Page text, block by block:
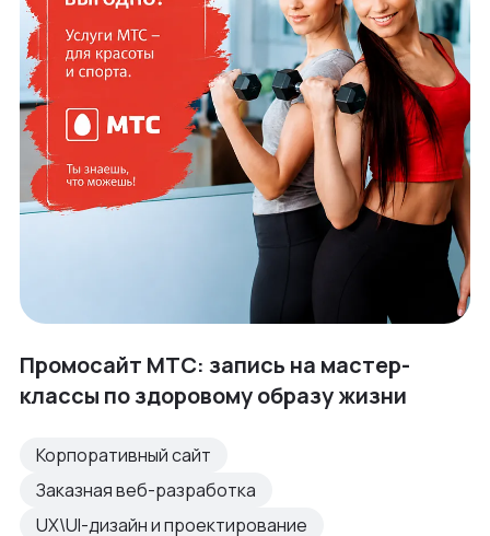
Промосайт МТС: запись на мастер-
классы по здоровому образу жизни
Корпоративный сайт
Заказная веб-разработка
UX\UI-дизайн и проектирование